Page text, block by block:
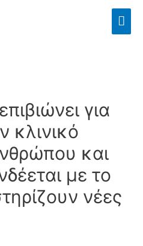
για
κλινικό
και
με το
νέες